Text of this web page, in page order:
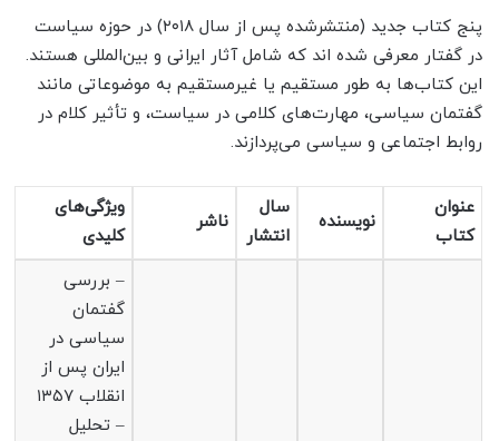
پنج کتاب جدید (منتشرشده پس از سال ۲۰۱۸) در حوزه سیاست
در گفتار معرفی شده اند که شامل آثار ایرانی و بین‌المللی هستند.
این کتاب‌ها به طور مستقیم یا غیرمستقیم به موضوعاتی مانند
گفتمان سیاسی، مهارت‌های کلامی در سیاست، و تأثیر کلام در
روابط اجتماعی و سیاسی می‌پردازند.
عنوان
کتاب
نویسنده
سال
انتشار
ناشر
ویژگی‌های
کلیدی
– بررسی
گفتمان
سیاسی در
ایران پس از
انقلاب ۱۳۵۷
– تحلیل